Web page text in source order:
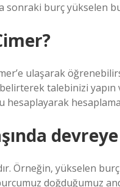
sonraki burç yükselen
ulaşarak
talebinizi yapın
Örneğin, yükselen
doğduğumuz